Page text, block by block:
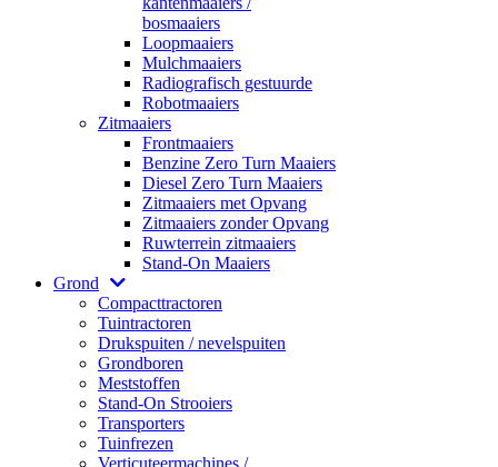
bosmaaiers
Loopmaaiers
Mulchmaaiers
Radiografisch gestuurde
Robotmaaiers
Zitmaaiers
Frontmaaiers
Benzine Zero Turn Maaiers
Diesel Zero Turn Maaiers
Zitmaaiers met Opvang
Zitmaaiers zonder Opvang
Ruwterrein zitmaaiers
Stand-On Maaiers
Grond
Compacttractoren
Tuintractoren
Drukspuiten / nevelspuiten
Grondboren
Meststoffen
Stand-On Strooiers
Transporters
Tuinfrezen
Verticuteermachines /